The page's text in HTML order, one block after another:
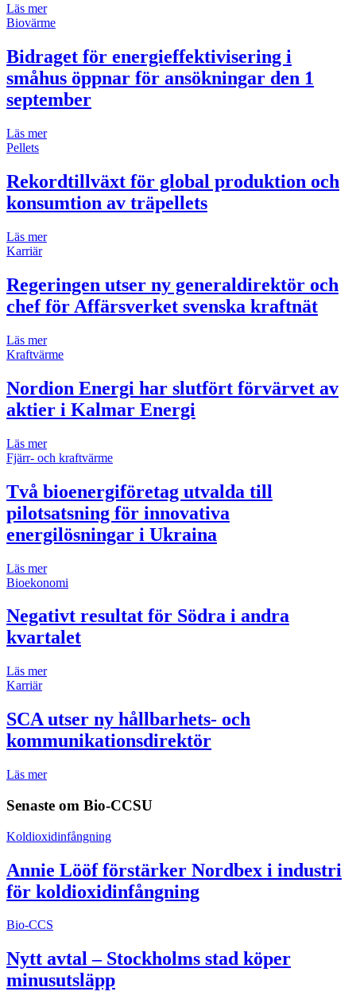
Läs mer
Biovärme
Bidraget för energieffektivisering i
småhus öppnar för ansökningar den 1
september
Läs mer
Pellets
Rekordtillväxt för global produktion och
konsumtion av träpellets
Läs mer
Karriär
Regeringen utser ny generaldirektör och
chef för Affärsverket svenska kraftnät
Läs mer
Kraftvärme
Nordion Energi har slutfört förvärvet av
aktier i Kalmar Energi
Läs mer
Fjärr- och kraftvärme
Två bioenergiföretag utvalda till
pilotsatsning för innovativa
energilösningar i Ukraina
Läs mer
Bioekonomi
Negativt resultat för Södra i andra
kvartalet
Läs mer
Karriär
SCA utser ny hållbarhets- och
kommunikationsdirektör
Läs mer
Senaste om Bio-CCSU
Koldioxidinfångning
Annie Lööf förstärker Nordbex i industri
för koldioxidinfångning
Bio-CCS
Nytt avtal – Stockholms stad köper
minusutsläpp